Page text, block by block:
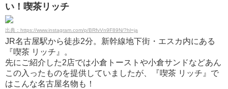
い！喫茶リッチ
出典：https://www.instagram.com/p/BRfvVn9F89N/?hl=ja
JR名古屋駅から徒歩2分。新幹線地下街・エスカ内にある
『喫茶 リッチ』。
先にご紹介した2店では小倉トーストや小倉サンドなどあん
この入ったものを提供していましたが、『喫茶 リッチ』で
はこんな名古屋名物も！